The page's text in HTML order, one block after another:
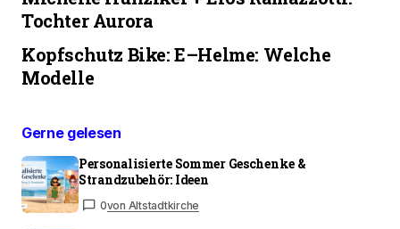
Tochter Aurora
Kopfschutz Bike: E–Helme: Welche
Modelle
Gerne gelesen
Personalisierte Sommer Geschenke &
Strandzubehör: Ideen
0von Altstadtkirche